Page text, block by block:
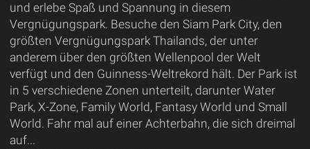
und erlebe Spaß und Spannung in diesem
Vergnügungspark. Besuche den Siam Park City, den
größten Vergnügungspark Thailands, der unter
anderem über den größten Wellenpool der Welt
verfügt und den Guinness-Weltrekord hält. Der Park ist
in 5 verschiedene Zonen unterteilt, darunter Water
Park, X-Zone, Family World, Fantasy World und Small
World. Fahr mal auf einer Achterbahn, die sich dreimal
auf...